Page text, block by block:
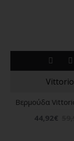
Vittorio
44,92€